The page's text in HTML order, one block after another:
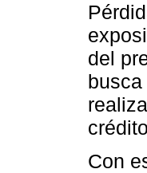
del
Con